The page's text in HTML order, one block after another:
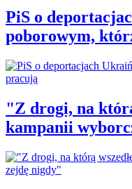
PiS o
poborowym,
"Z drogi, na
kampanii